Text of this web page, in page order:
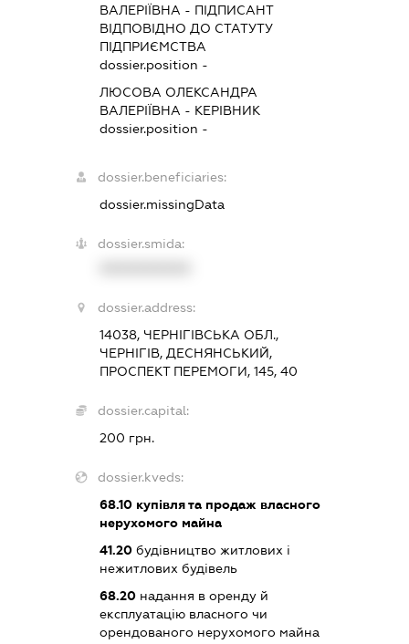
ВАЛЕРІЇВНА - ПІДПИСАНТ
ВІДПОВІДНО ДО СТАТУТУ
ПІДПРИЄМСТВА
dossier.position -
ЛЮСОВА ОЛЕКСАНДРА
ВАЛЕРІЇВНА - КЕРІВНИК
dossier.position -
dossier.beneficiaries:
dossier.missingData
dossier.smida:
dossier.address:
14038, ЧЕРНІГІВСЬКА ОБЛ.,
ЧЕРНІГІВ, ДЕСНЯНСЬКИЙ,
ПРОСПЕКТ ПЕРЕМОГИ, 145, 40
dossier.capital:
200 грн.
dossier.kveds:
68.10купівля та продаж власного
нерухомого майна
41.20будівництво житлових і
нежитлових будівель
68.20надання в оренду й
експлуатацію власного чи
орендованого нерухомого майна